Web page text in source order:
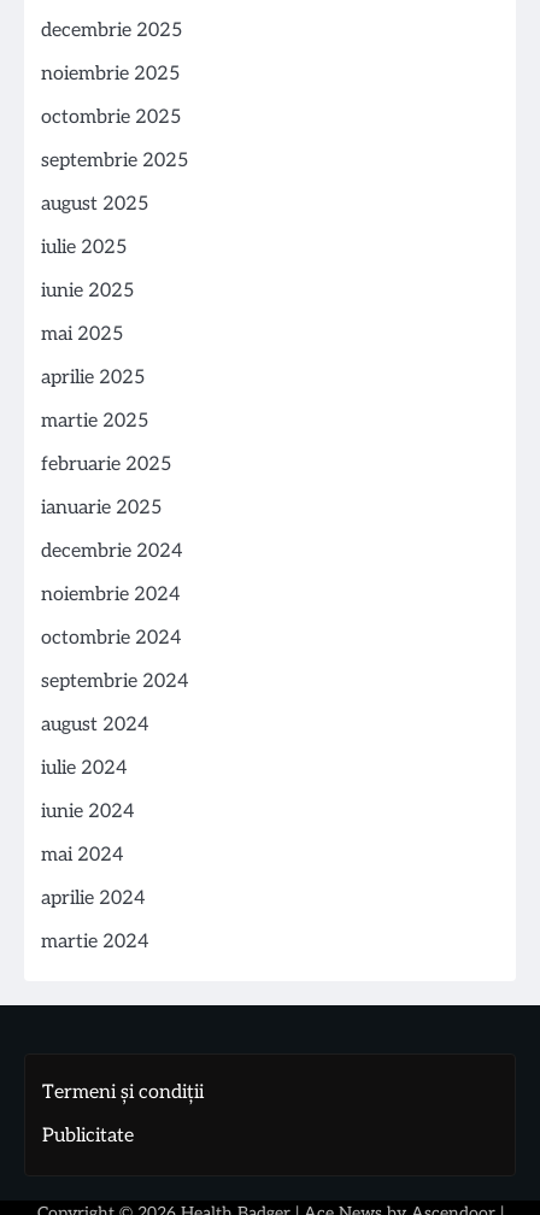
decembrie 2025
noiembrie 2025
octombrie 2025
septembrie 2025
august 2025
iulie 2025
iunie 2025
mai 2025
aprilie 2025
martie 2025
februarie 2025
ianuarie 2025
decembrie 2024
noiembrie 2024
octombrie 2024
septembrie 2024
august 2024
iulie 2024
iunie 2024
mai 2024
aprilie 2024
martie 2024
Termeni și condiții
Publicitate